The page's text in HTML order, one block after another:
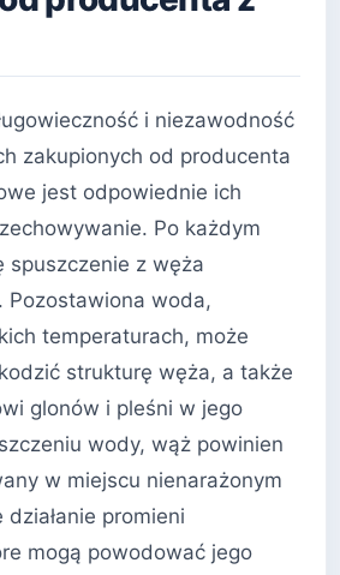
i niezawodność
zakupionych od producenta
jest odpowiednie ich
Po każdym
spuszczenie z węża
Pozostawiona woda,
temperaturach, może
strukturę węża, a także
glonów i pleśni w jego
wody, wąż powinien
w miejscu nienarażonym
promieni
mogą powodować jego